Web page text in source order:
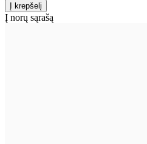
Į norų sąrašą